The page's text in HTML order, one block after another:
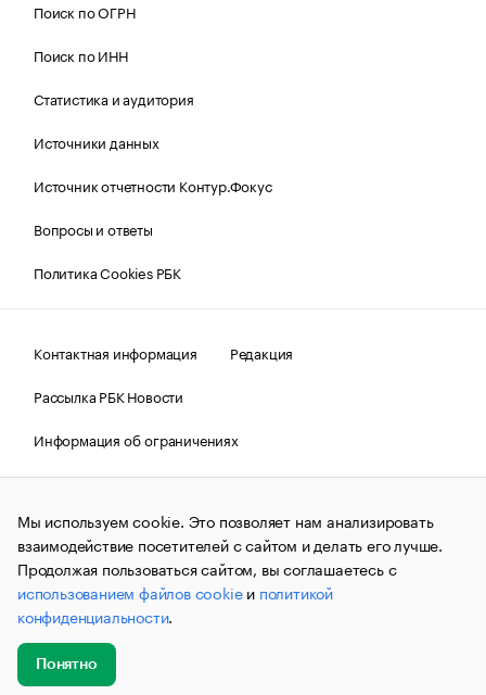
Поиск по ОГРН
Поиск по ИНН
Статистика и аудитория
Источники данных
Источник отчетности Контур.Фокус
Вопросы и ответы
Политика Cookies РБК
Контактная информация
Редакция
Рассылка РБК Новости
Информация об ограничениях
Правовая информация
О соблюдении авторских прав
© АО «РОСБИЗНЕСКОНСАЛТИНГ»,1995–2026.Сообщения
и материалы информационного агентства «РБК»
(зарегистрировано Федеральной службой по надзору в сфере
связи, информационных технологий и массовых
коммуникаций (Роскомнадзор) 09.12.2015 за номером ИА
№ФС77-63848) сопровождаются пометкой «РБК». Отдельные
публикации могут содержать информацию,
не предназначенную для пользователей
до 18 лет.
Мы используем cookie. Это позволяет нам анализировать
взаимодействие посетителей с сайтом и делать его лучше.
Продолжая пользоваться сайтом, вы соглашаетесь с
использованием файлов cookieи политикой
конфиденциальности.
Понятно